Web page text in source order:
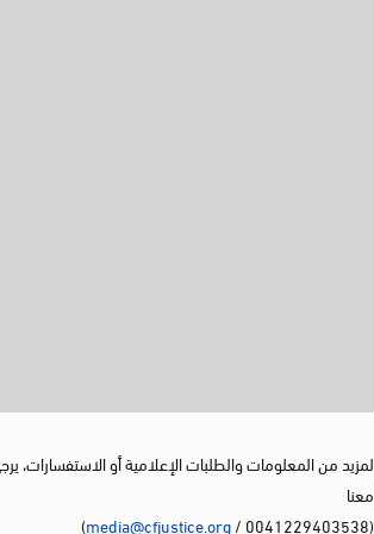
لمزيد من المعلومات والطلبات الإعلامية أو الاستفسارات،
معنا
(0041229403538 /
media@cfjustice.org
)